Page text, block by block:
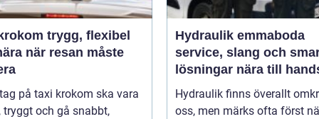
trygg, flexibel
när resan måste
på taxi krokom ska vara
tryggt och gå snabbt,
Hydraulik emmaboda
service, slang och
lösningar nära till
Hydraulik finns överallt
oss, men märks ofta först